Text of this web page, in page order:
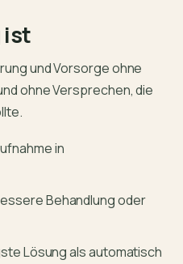
ist
und Vorsorge ohne
ohne Versprechen, die
in
Behandlung oder
Lösung als automatisch